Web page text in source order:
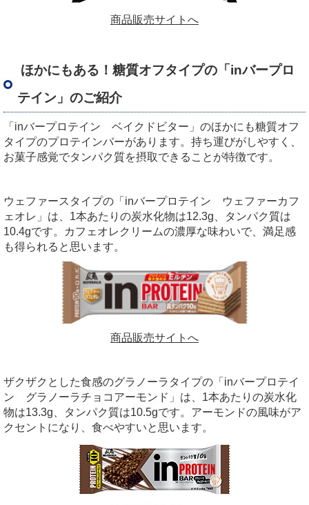
商品販売サイトへ
ほかにもある！糖質オフタイプの「inバープロ
テイン」のご紹介
「inバープロテイン ベイクドビター」のほかにも糖質オフ
タイプのプロテインバーがあります。持ち運びがしやすく、
お菓子感覚でタンパク質を摂取できることが特徴です。
ウェファースタイプの「inバープロテイン ウェファーカフ
ェオレ」は、1本あたりの炭水化物は12.3g、タンパク質は
10.4gです。カフェオレクリームの濃厚な味わいで、満足感
も得られると思います。
商品販売サイトへ
ザクザクとした食感のグラノーラタイプの「inバープロテイ
ン グラノーラチョコアーモンド」は、1本あたりの炭水化
物は13.3g、タンパク質は10.5gです。アーモンドの風味がア
クセントになり、食べやすいと思います。